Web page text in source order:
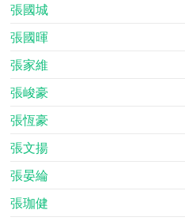
張國城
張國暉
張家維
張峻豪
張恆豪
張文揚
張晏綸
張珈健